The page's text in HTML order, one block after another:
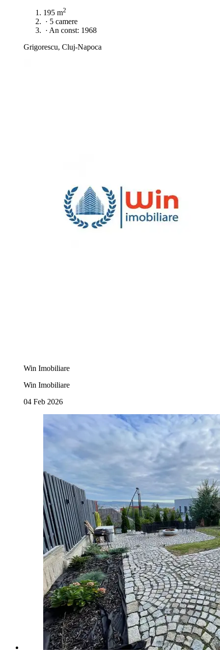
195 m2
· 5 camere
· An const: 1968
Grigorescu, Cluj-Napoca
Win Imobiliare
Win Imobiliare
04 Feb 2026